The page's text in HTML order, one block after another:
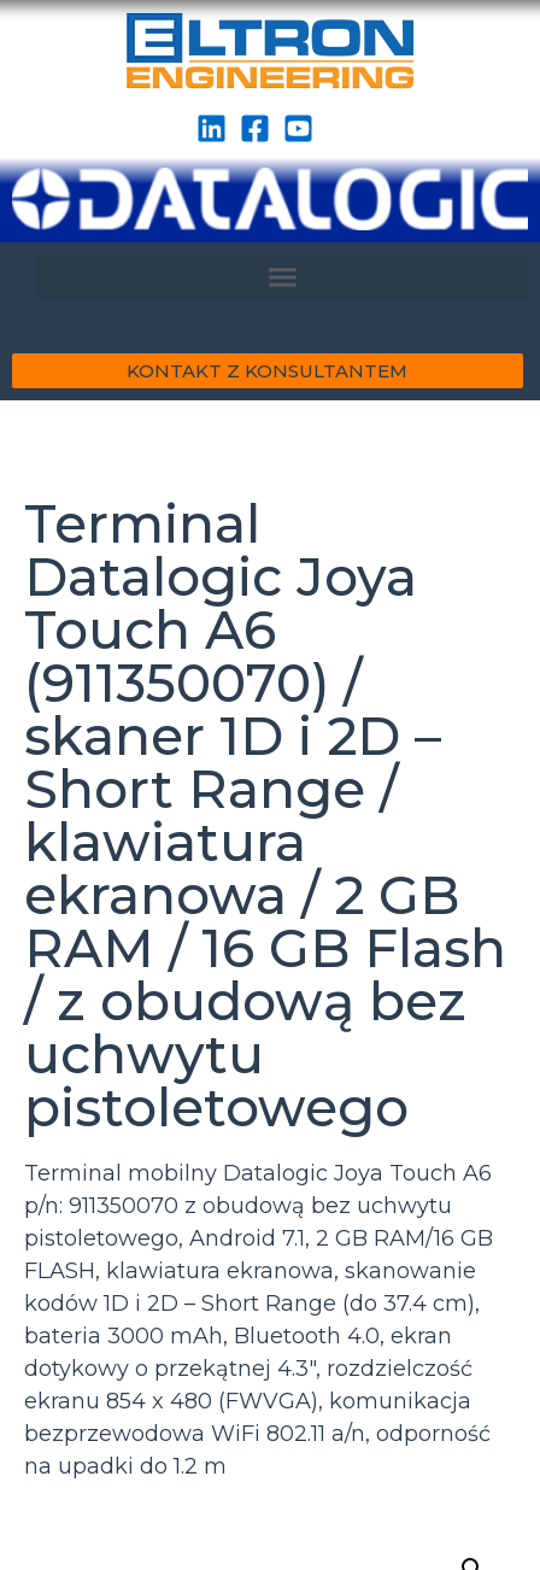
KONTAKT Z KONSULTANTEM
Terminal
Datalogic Joya
Touch A6
(911350070) /
skaner 1D i 2D –
Short Range /
klawiatura
ekranowa / 2 GB
RAM / 16 GB Flash
/ z obudową bez
uchwytu
pistoletowego
Terminal mobilny Datalogic Joya Touch A6
p/n: 911350070 z obudową bez uchwytu
pistoletowego, Android 7.1, 2 GB RAM/16 GB
FLASH, klawiatura ekranowa, skanowanie
kodów 1D i 2D – Short Range (do 37.4 cm),
bateria 3000 mAh, Bluetooth 4.0, ekran
dotykowy o przekątnej 4.3″, rozdzielczość
ekranu 854 x 480 (FWVGA), komunikacja
bezprzewodowa WiFi 802.11 a/n, odporność
na upadki do 1.2 m